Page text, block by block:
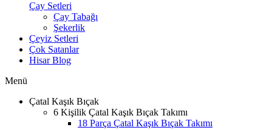
Çay Setleri
Çay Tabağı
Şekerlik
Çeyiz Setleri
Çok Satanlar
Hisar Blog
Menü
Çatal Kaşık Bıçak
6 Kişilik Çatal Kaşık Bıçak Takımı
18 Parça Çatal Kaşık Bıçak Takımı